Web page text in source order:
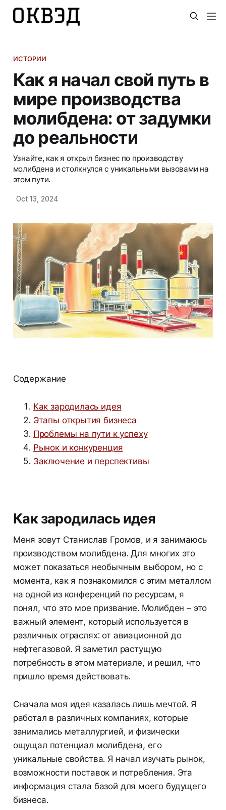
ИСТОРИИ
Как я начал свой путь в
мире производства
молибдена: от задумки
до реальности
Узнайте, как я открыл бизнес по производству
молибдена и столкнулся с уникальными вызовами на
этом пути.
Oct 13, 2024
Содержание
Как зародилась идея
Этапы открытия бизнеса
Проблемы на пути к успеху
Рынок и конкуренция
Заключение и перспективы
Как зародилась идея
Меня зовут Станислав Громов, и я занимаюсь
производством молибдена. Для многих это
может показаться необычным выбором, но с
момента, как я познакомился с этим металлом
на одной из конференций по ресурсам, я
понял, что это мое призвание. Молибден – это
важный элемент, который используется в
различных отраслях: от авиационной до
нефтегазовой. Я заметил растущую
потребность в этом материале, и решил, что
пришло время действовать.
Сначала моя идея казалась лишь мечтой. Я
работал в различных компаниях, которые
занимались металлургией, и физически
ощущал потенциал молибдена, его
уникальные свойства. Я начал изучать рынок,
возможности поставок и потребления. Эта
информация стала базой для моего будущего
бизнеса.